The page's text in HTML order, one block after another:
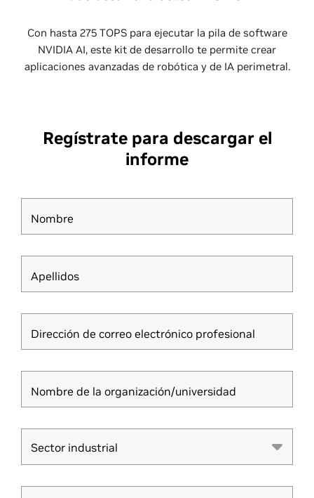
Con hasta 275 TOPS para ejecutar la pila de software
NVIDIA AI, este kit de desarrollo te permite crear
aplicaciones avanzadas de robótica y de IA perimetral.
Regístrate para descargar el
informe
Nombre
Apellidos
Dirección de correo electrónico profesional
Nombre de la organización/universidad
Sector industrial
Sector industrial